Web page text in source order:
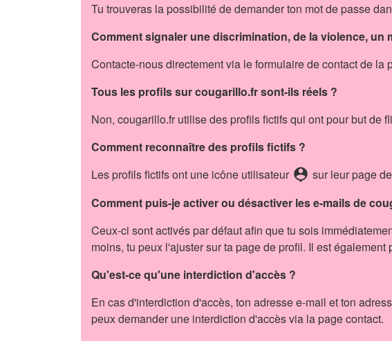
Tu trouveras la possibilité de demander ton mot de passe
Comment signaler une discrimination, de la violence,
Contacte-nous directement via le formulaire de contact de
Tous les profils sur cougarillo.fr sont-ils réels ?
Non, cougarillo.fr utilise des profils fictifs qui ont pour but de
Comment reconnaître des profils fictifs ?
Les profils fictifs ont une icône utilisateur person_pin sur leur page
Comment puis-je activer ou désactiver les e-mails de
Ceux-ci sont activés par défaut afin que tu sois
moins, tu peux l'ajuster sur ta page de profil. Il est
Qu'est-ce qu'une interdiction d'accès ?
En cas d'interdiction d'accès, ton adresse e-mail et ton
peux demander une interdiction d'accès via la page contact.